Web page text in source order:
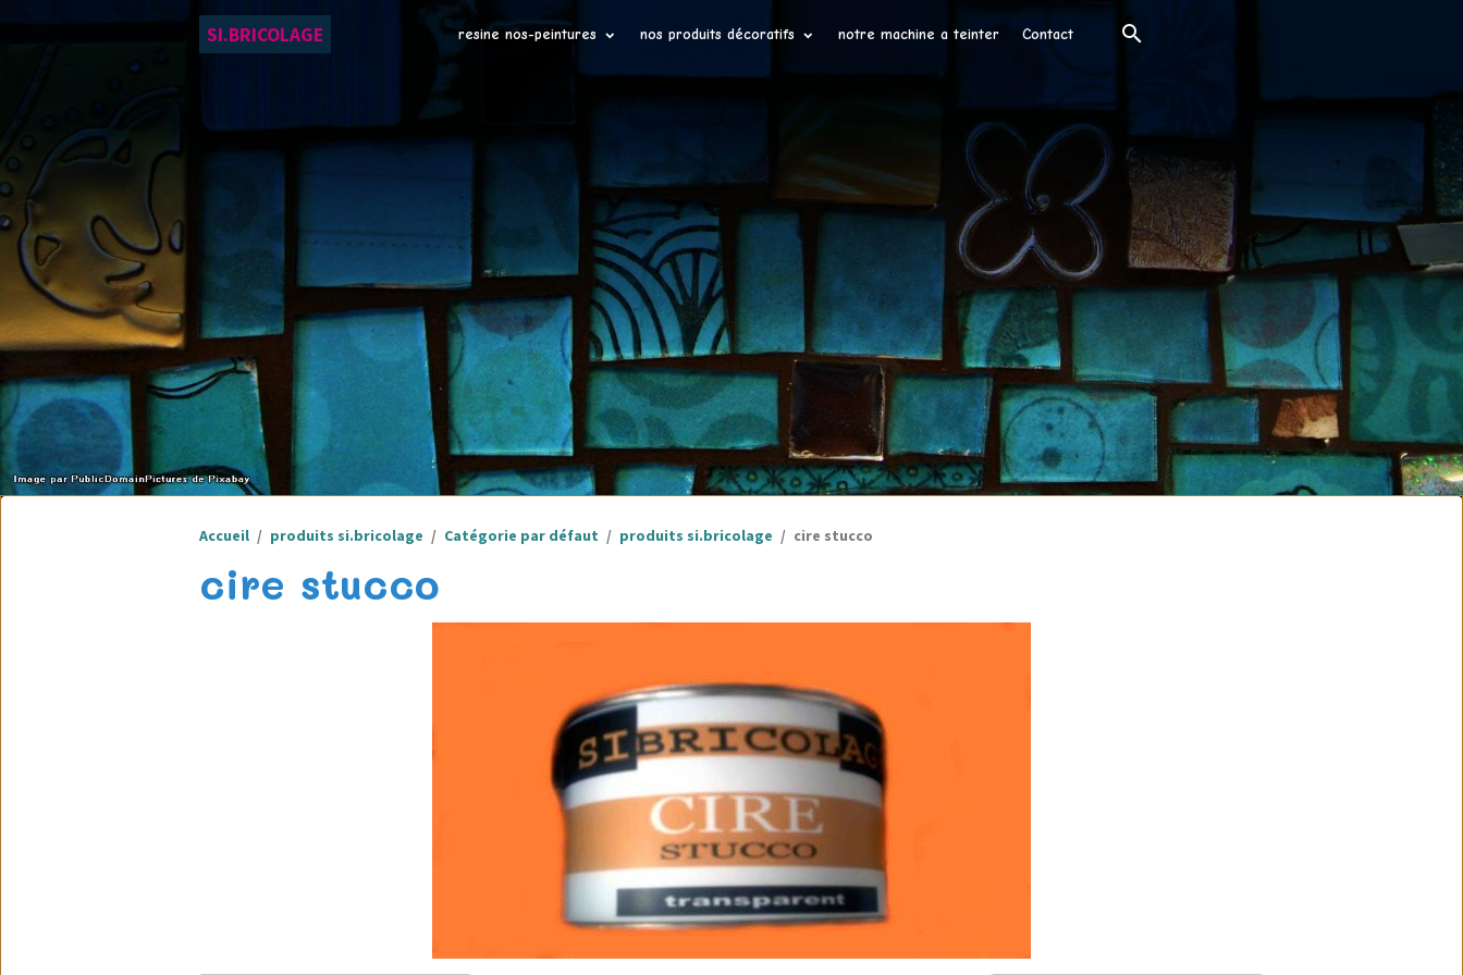
SI.BRICOLAGE resine nos-peintures nos produits décoratifs notre machine a teinter Contact
Accueil produits si.bricolage Catégorie par défaut produits si.bricolage cire stucco
cire stucco